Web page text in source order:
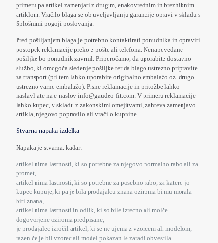
primeru pa artikel zamenjati z drugim, enakovrednim in brezhibnim
artiklom. Vračilo blaga se ob uveljavljanju garancije opravi v skladu s
Splošnimi pogoji poslovanja.
Pred pošiljanjem blaga je potrebno kontaktirati ponudnika in opraviti
postopek reklamacije preko e-pošte ali telefona. Nenapovedane
pošiljke bo ponudnik zavrnil. Priporočamo, da uporabite dostavno
službo, ki omogoča sledenje pošiljke ter da blago ustrezno pripravite
za transport (pri tem lahko uporabite originalno embalažo oz. drugo
ustrezno varno embalažo). Pisne reklamacije in pritožbe lahko
naslavljate na e-naslov info@gaudeo-fit.com. V primeru reklamacije
lahko kupec, v skladu z zakonskimi omejitvami, zahteva zamenjavo
artikla, njegovo popravilo ali vračilo kupnine.
Stvarna napaka izdelka
Napaka je stvarna, kadar:
artikel nima lastnosti, ki so potrebne za njegovo normalno rabo ali za
promet,
artikel nima lastnosti, ki so potrebne za posebno rabo, za katero jo
kupec kupuje, ki pa je bila prodajalcu znana oziroma bi mu morala
biti znana,
artikel nima lastnosti in odlik, ki so bile izrecno ali molče
dogovorjene oziroma predpisane,
je prodajalec izročil artikel, ki se ne ujema z vzorcem ali modelom,
razen če je bil vzorec ali model pokazan le zaradi obvestila.